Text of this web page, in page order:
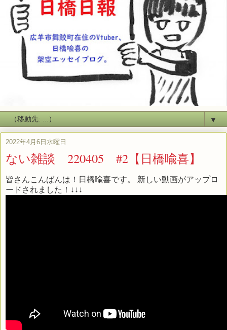
▼
2022年4月6日水曜日
ない雑談 220405 #2【日橋喩喜】
皆さんこんばんは！日橋喩喜です。 新しい動画がアップロ
ードされました！↓↓↓